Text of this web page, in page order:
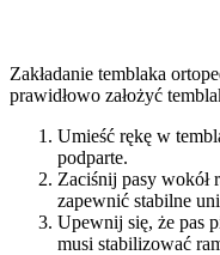
Zakładanie temblaka
prawidłowo założyć
Umieść rękę w
podparte.
Zaciśnij pasy wokół
zapewnić stabilne
Upewnij się, że pas
musi stabilizować